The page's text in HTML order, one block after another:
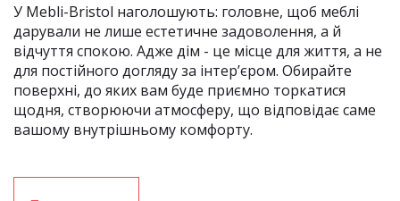
У Mebli-Bristol наголошують: головне, щоб меблі
дарували не лише естетичне задоволення, а й
відчуття спокою. Адже дім - це місце для життя, а не
для постійного догляду за інтер’єром. Обирайте
поверхні, до яких вам буде приємно торкатися
щодня, створюючи атмосферу, що відповідає саме
вашому внутрішньому комфорту.